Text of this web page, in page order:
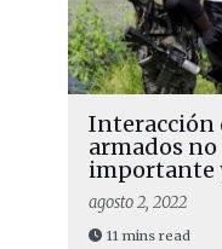
Interacción
armados no
importante
agosto 2, 2022
11 mins read